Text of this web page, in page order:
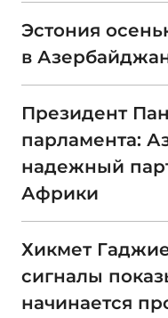
Эстония
в
Президент
парламента:
надежный
Африки
Хикмет
сигналы
начинается